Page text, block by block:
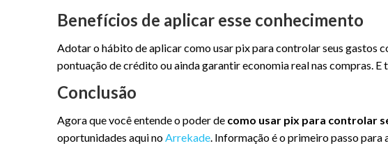
Benefícios de aplicar esse conhecimento
Adotar o hábito de aplicar como usar pix para controlar seus gastos
pontuação de crédito ou ainda garantir economia real nas compras.
Conclusão
Agora que você entende o poder de como usar pix para controlar
oportunidades aqui noArrekade. Informação é o primeiro passo para